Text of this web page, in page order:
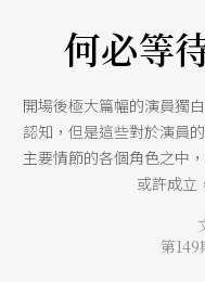
何必等
開場後極大篇幅的演員獨
認知，但是這些對於演員
主要情節的各個角色之中
或許成立
第